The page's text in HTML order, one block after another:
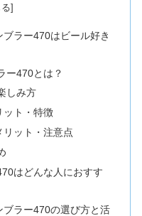
ラー470はビール好き
ー470とは？
しみ方
ット・特徴
ット・注意点
はどんな人におすす
ブラー470の選び方と活